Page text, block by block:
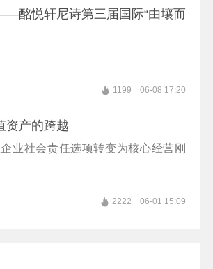
酩悦轩尼诗第三届国际“由壤而
1199 06-08 17:20
资产的跨越
业社会责任选项转变为核心经营刚
2222 06-01 15:09